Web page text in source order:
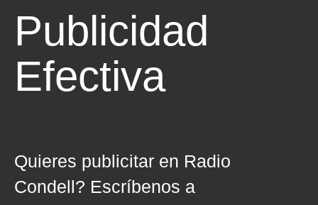
Publicidad
Efectiva
Quieres publicitar en Radio
Condell? Escríbenos a